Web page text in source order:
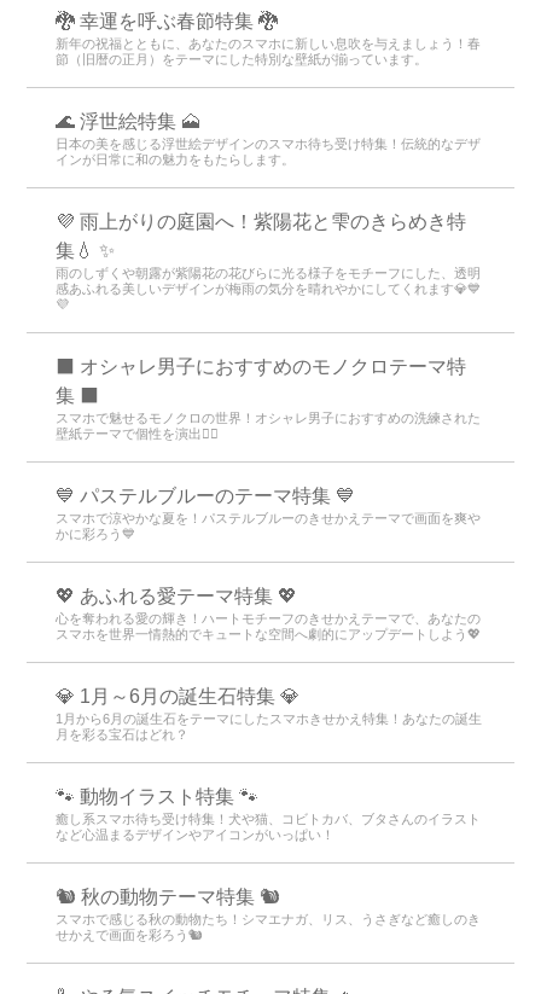
🐉 幸運を呼ぶ春節特集 🐉
新年の祝福とともに、あなたのスマホに新しい息吹を与えましょう！春
節（旧暦の正月）をテーマにした特別な壁紙が揃っています。
🌊 浮世絵特集 🗻
日本の美を感じる浮世絵デザインのスマホ待ち受け特集！伝統的なデザ
インが日常に和の魅力をもたらします。
💜 雨上がりの庭園へ！紫陽花と雫のきらめき特
集💧 ✨
雨のしずくや朝露が紫陽花の花びらに光る様子をモチーフにした、透明
感あふれる美しいデザインが梅雨の気分を晴れやかにしてくれます💎💙
💜
⬛ オシャレ男子におすすめのモノクロテーマ特
集 ⬛
スマホで魅せるモノクロの世界！オシャレ男子におすすめの洗練された
壁紙テーマで個性を演出💁‍♂️
💙 パステルブルーのテーマ特集 💙
スマホで涼やかな夏を！パステルブルーのきせかえテーマで画面を爽や
かに彩ろう💙
💖 あふれる愛テーマ特集 💖
心を奪われる愛の輝き！ハートモチーフのきせかえテーマで、あなたの
スマホを世界一情熱的でキュートな空間へ劇的にアップデートしよう💖
💎 1月～6月の誕生石特集 💎
1月から6月の誕生石をテーマにしたスマホきせかえ特集！あなたの誕生
月を彩る宝石はどれ？
🐾 動物イラスト特集 🐾
癒し系スマホ待ち受け特集！犬や猫、コビトカバ、ブタさんのイラスト
など心温まるデザインやアイコンがいっぱい！
🐿️ 秋の動物テーマ特集 🐿️
スマホで感じる秋の動物たち！シマエナガ、リス、うさぎなど癒しのき
せかえで画面を彩ろう🐿️